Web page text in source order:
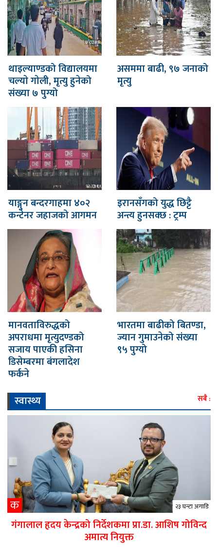
थाइल्याण्डको विद्यालयमा
चल्याे गाेली, मृत्यु हुनेको
संख्या ७ पुग्यो
असममा बाढी, ९७ जनाको
मृत्यु
याङ्गुन बन्दरगाहमा ४०२
कन्टेनर जहाजको आगमन
इरानसँगको युद्ध छिट्टै
अन्त्य हुनसक्छ : ट्रम्प
मानवताविरुद्धको
अपराधमा मृत्युदण्डको
सजाय पाएकी हसिना
डिसेम्बरमा बंगलादेश
फर्कने
भारतमा बाढीको बितण्डा,
ज्यान गुमाउनेको संख्या
९५ पुग्यो
स्वास्थ्य सबै :
क २३ घन्टा अगाडि
गंगालाल हृदय केन्द्रको निर्देशकमा प्रा.डा. आशिष गोविन्द
अमात्य नियुक्त